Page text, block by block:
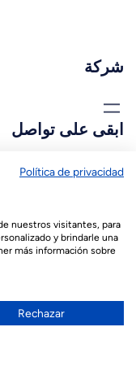
شركة
ابقى على تواصل
+34 925 180 903
Español
(
Política de privacidad
nuestros visitantes, para
y brindarle una
más información sobre
Rechazar